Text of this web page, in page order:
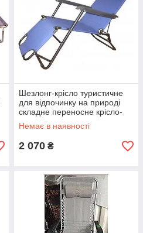
Шезлонг-крісло туристичне
для відпочинку на природі
складне переносне крісло-
лежак
Немає в наявності
2 070 ₴